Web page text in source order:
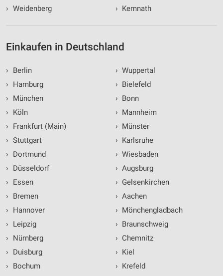
› Weidenberg
› Kemnath
Einkaufen in Deutschland
›
Berlin
›
Hamburg
›
München
›
Köln
›
Frankfurt (Main)
› Stuttgart
›
Dortmund
›
Düsseldorf
›
Essen
›
Bremen
›
Hannover
›
Leipzig
›
Nürnberg
›
Duisburg
›
Bochum
› Wuppertal
› Bielefeld
› Bonn
› Mannheim
› Münster
› Karlsruhe
› Wiesbaden
› Augsburg
› Gelsenkirchen
› Aachen
› Mönchengladbach
› Braunschweig
› Chemnitz
› Kiel
› Krefeld